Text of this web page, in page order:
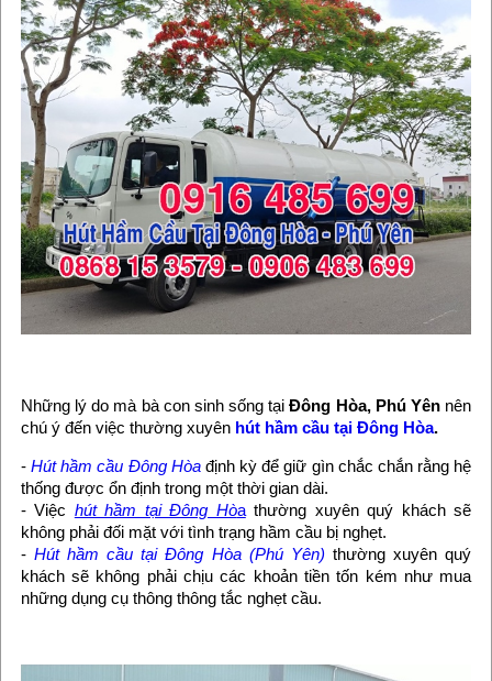
Những lý do mà bà con sinh sống tạiĐông Hòa, Phú Yên nên
chú ý đến việc thường xuyên hút hầm cầu tại Đông Hòa.
- Hút hầm cầu Đông Hòađịnh kỳ để giữ gìn chắc chắn rằng hệ
thống được ổn định trong một thời gian dài.
- Việc hút hầm tại Đông Hòathường xuyên quý khách sẽ
không phải đối mặt với tình trạng hầm cầu bị nghẹt.
- Hút hầm cầu tại Đông Hòa (Phú Yên) thường xuyên quý
khách sẽ không phải chịu các khoản tiền tốn kém như mua
những dụng cụ thông thông tắc nghẹt cầu.